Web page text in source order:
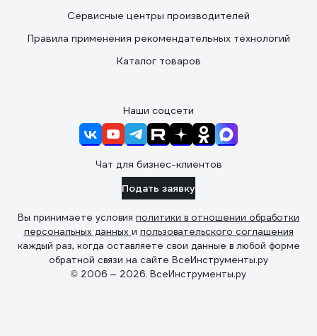
Сервисные центры производителей
Правила применения рекомендательных технологий
Каталог товаров
Наши соцсети
Чат для бизнес-клиентов
Подать заявку
Вы принимаете условия политики в отношении обработки
персональных данных и пользовательского соглашения
каждый раз, когда оставляете свои данные в любой форме
обратной связи на сайте ВсеИнструменты.ру
© 2006 — 2026. ВсеИнструменты.ру